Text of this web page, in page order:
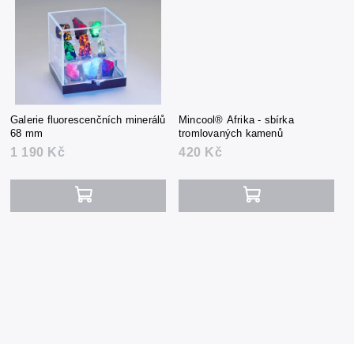
Galerie fluorescenčních minerálů
68 mm
1 190 Kč
Mincool® Afrika - sbírka
tromlovaných kamenů
420 Kč